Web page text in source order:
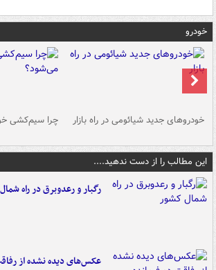
خودرو
خودروهای جدید شیائومی در راه بازار چرا سیم‌کشی
این مطالب را از دست ندهید....
رگبار و رعدوبرق در راه
عکس‌های دیده نشده از